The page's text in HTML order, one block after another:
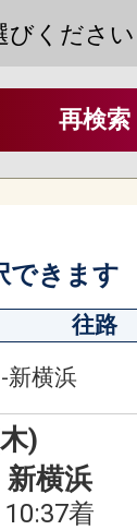
再検索
できます
往路
新横浜
)
新横浜
10:37着